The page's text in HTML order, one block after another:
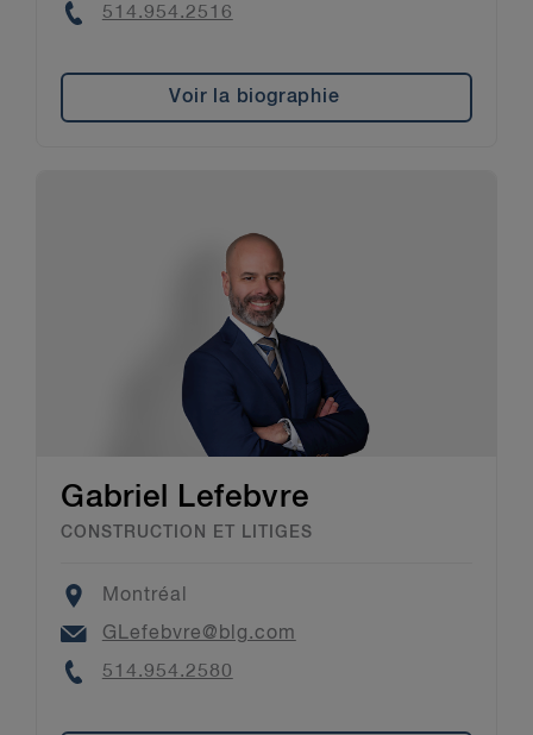
Phone
514.954.2516
Voir la biographie
Gabriel Lefebvre
CONSTRUCTION ET LITIGES
Location
Montréal
Email
GLefebvre@blg.com
Phone
514.954.2580